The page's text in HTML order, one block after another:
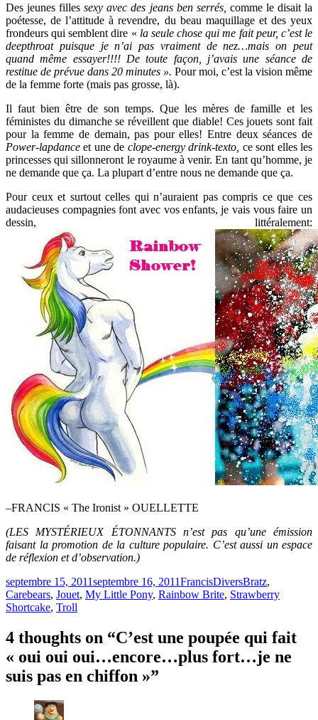
Des jeunes fillessexy avec des jeans ben serrés, comme le disait la
poétesse, de l’attitude à revendre, du beau maquillage et des yeux
frondeurs qui semblent dire « la seule chose qui me fait peur, c’est le
deepthroat puisque je n’ai pas vraiment de nez…mais on peut
quand même essayer!!!! De toute façon, j’avais une séance de
restitue de prévue dans 20 minutes ». Pour moi, c’est la vision même
de la femme forte (mais pas grosse, là).
Il faut bien être de son temps. Que les mères de famille et les
féministes du dimanche se réveillent que diable! Ces jouets sont fait
pour la femme de demain, pas pour elles! Entre deux séances de
Power-lapdanceet une de clope-energy drink-texto, ce sont elles les
princesses qui sillonneront le royaume à venir. En tant qu’homme, je
ne demande que ça. La plupart d’entre nous ne demande que ça.
Pour ceux et surtout celles qui n’auraient pas compris ce que ces
audacieuses compagnies font avec vos enfants, je vais vous faire un
dessin, littéralement:
–FRANCIS « The Ironist » OUELLETTE
(LES MYSTÉRIEUX ÉTONNANTS n’est pas qu’une émission
faisant la promotion de la culture populaire. C’est aussi un espace
de réflexion et d’observation.)
Publié
le
septembre 15, 2011septembre 16, 2011FrancisCatégories
DiversÉtiquettes
Bratz,
Carebears, Jouet, My Little Pony, Rainbow Brite, Strawberry
Shortcake, Troll
4 thoughts on “C’est une poupée qui fait
« oui oui oui…encore…plus fort…je ne
suis pas en chiffon »”